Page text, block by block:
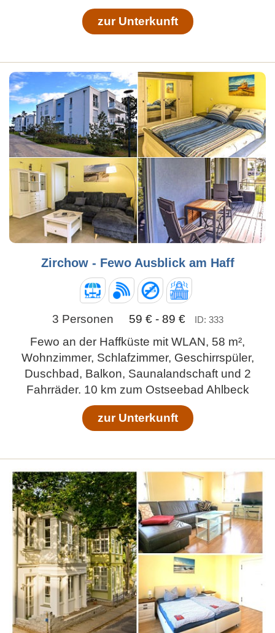
zur Unterkunft
Zirchow - Fewo Ausblick am Haff
3 Personen 59 € - 89 € ID: 333
Fewo an der Haffküste mit WLAN, 58 m²,
Wohnzimmer, Schlafzimmer, Geschirrspüler,
Duschbad, Balkon, Saunalandschaft und 2
Fahrräder. 10 km zum Ostseebad Ahlbeck
zur Unterkunft